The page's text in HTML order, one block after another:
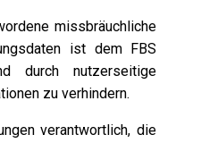
missbräuchliche
ist dem FBS
durch nutzerseitige
zu verhindern.
verantwortlich, die